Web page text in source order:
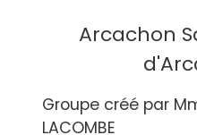
Arcachon
Groupe créé par
LACOMBE